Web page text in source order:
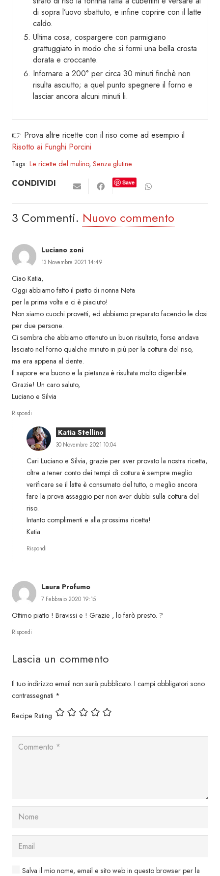
di sopra l’uovo sbattuto, e infine coprire con il latte
caldo.
Ultima cosa, cospargere con parmigiano
grattuggiato in modo che si formi una bella crosta
dorata e croccante.
Infornare a 200° per circa 30 minuti finchè non
risulta asciutto; a quel punto spegnere il forno e
lasciar ancora alcuni minuti li.
👉 Prova altre ricette con il riso come ad esempio il
Risotto ai Funghi Porcini
Tags: Le ricette del mulino, Senza glutine
CONDIVIDI Save
3 Commenti. Nuovo commento
Luciano zoni
13 Novembre 2021 14:49
Ciao Katia,
Oggi abbiamo fatto il piatto di nonna Neta
per la prima volta e ci è piaciuto!
Non siamo cuochi provetti, ed abbiamo preparato facendo le dosi
per due persone.
Ci sembra che abbiamo ottenuto un buon risultato, forse andava
lasciato nel forno qualche minuto in più per la cottura del riso,
ma era appena al dente.
Il sapore era buono e la pietanza è risultata molto digeribile.
Grazie! Un caro saluto,
Luciano e Silvia
Rispondi
Katia Stellino
30 Novembre 2021 10:04
Cari Luciano e Silvia, grazie per aver provato la nostra ricetta,
oltre a tener conto dei tempi di cottura è sempre meglio
verificare se il latte è consumato del tutto, o meglio ancora
fare la prova assaggio per non aver dubbi sulla cottura del
riso.
Intanto complimenti e alla prossima ricetta!
Katia
Rispondi
Laura Profumo
7 Febbraio 2020 19:15
Ottimo piatto ! Bravissi e ! Grazie , lo farò presto. ?
Rispondi
Lascia un commento
Il tuo indirizzo email non sarà pubblicato. I campi obbligatori sono
contrassegnati *
Recipe Rating
Salva il mio nome, email e sito web in questo browser per la